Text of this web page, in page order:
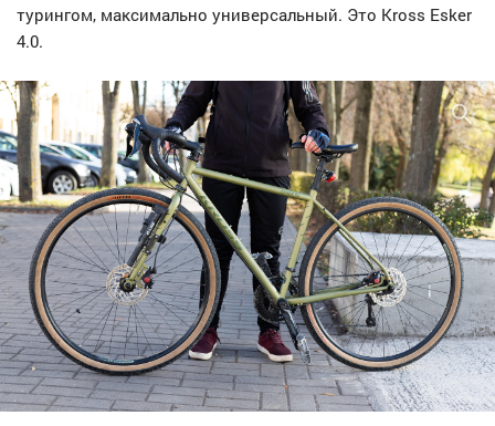
турингом, максимально универсальный. Это Kross Esker
4.0.